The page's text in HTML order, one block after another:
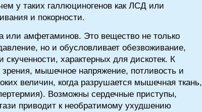
у таких галлюциногенов как ЛСД или
и покорности.
или амфетаминов. Это вещество не только
но и обусловливает обезвоживание,
характерных для дискотек. К
мышечное напряжение, потливость и
величин, когда разрушается мышечная ткань,
Возможны сердечные приступы,
приводит к необратимому ухудшению